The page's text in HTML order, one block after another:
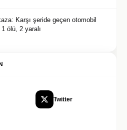
Karşı şeride geçen otomobil
ölü, 2 yaralı
Twitter